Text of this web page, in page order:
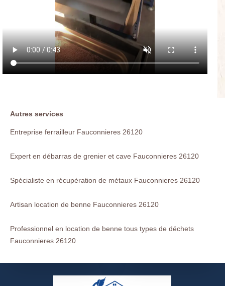
Autres services
Entreprise ferrailleur Fauconnieres 26120
Expert en débarras de grenier et cave Fauconnieres 26120
Spécialiste en récupération de métaux Fauconnieres 26120
Artisan location de benne Fauconnieres 26120
Professionnel en location de benne tous types de déchets
Fauconnieres 26120